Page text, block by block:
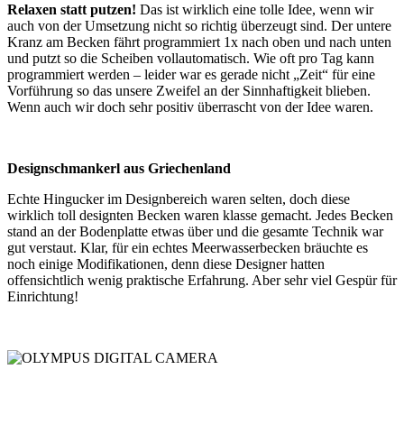
Relaxen statt putzen! Das ist wirklich eine tolle Idee, wenn wir
auch von der Umsetzung nicht so richtig überzeugt sind. Der untere
Kranz am Becken fährt programmiert 1x nach oben und nach unten
und putzt so die Scheiben vollautomatisch. Wie oft pro Tag kann
programmiert werden – leider war es gerade nicht „Zeit“ für eine
Vorführung so das unsere Zweifel an der Sinnhaftigkeit blieben.
Wenn auch wir doch sehr positiv überrascht von der Idee waren.
Designschmankerl aus Griechenland
Echte Hingucker im Designbereich waren selten, doch diese
wirklich toll designten Becken waren klasse gemacht. Jedes Becken
stand an der Bodenplatte etwas über und die gesamte Technik war
gut verstaut. Klar, für ein echtes Meerwasserbecken bräuchte es
noch einige Modifikationen, denn diese Designer hatten
offensichtlich wenig praktische Erfahrung. Aber sehr viel Gespür für
Einrichtung!